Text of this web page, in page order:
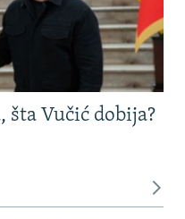
šta Vučić dobija?